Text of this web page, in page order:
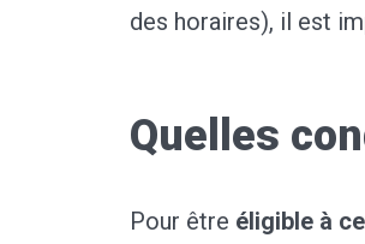
des horaires), il est
Quelles
Pour être éligible à